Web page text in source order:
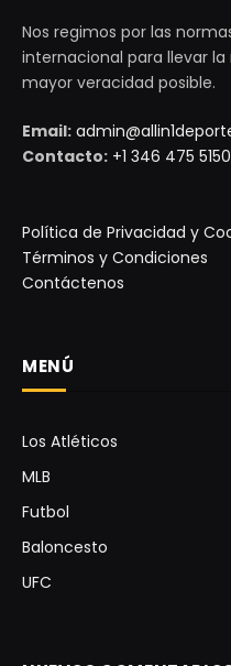
Nos regimos por las
internacional para llevar
mayor veracidad posible.
Email:
Contacto: +1 346 475 5150
Política de Privacidad y
Términos y Condiciones
Contáctenos
MENÚ
Los Atléticos
MLB
Futbol
Baloncesto
UFC